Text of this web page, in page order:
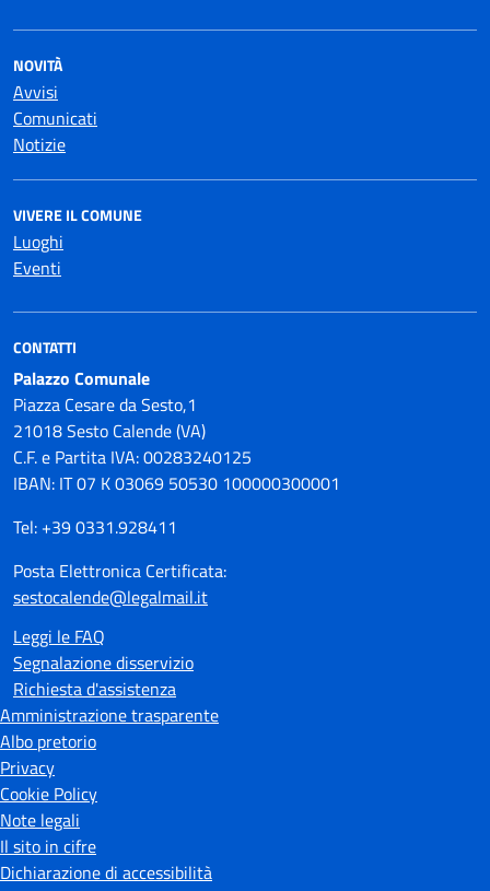
NOVITÀ
Avvisi
Comunicati
Notizie
VIVERE IL COMUNE
Luoghi
Eventi
CONTATTI
Palazzo Comunale
Piazza Cesare da Sesto,1
21018 Sesto Calende (VA)
C.F. e Partita IVA: 00283240125
IBAN: IT 07 K 03069 50530 100000300001
Tel: +39 0331.928411
Posta Elettronica Certificata:
sestocalende@legalmail.it
Leggi le FAQ
Segnalazione disservizio
Richiesta d'assistenza
Amministrazione trasparente
Albo pretorio
Privacy
Cookie Policy
Note legali
Il sito in cifre
Dichiarazione di accessibilità